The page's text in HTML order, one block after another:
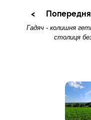
Попередня
Гадяч - колишня
столиця